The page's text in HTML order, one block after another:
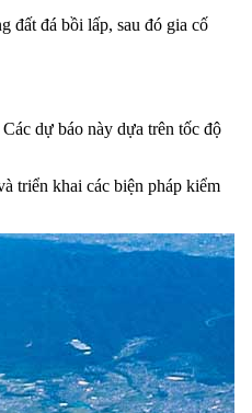
đất đá bồi lấp, sau đó gia cố
dự báo này dựa trên tốc độ
triển khai các biện pháp kiểm